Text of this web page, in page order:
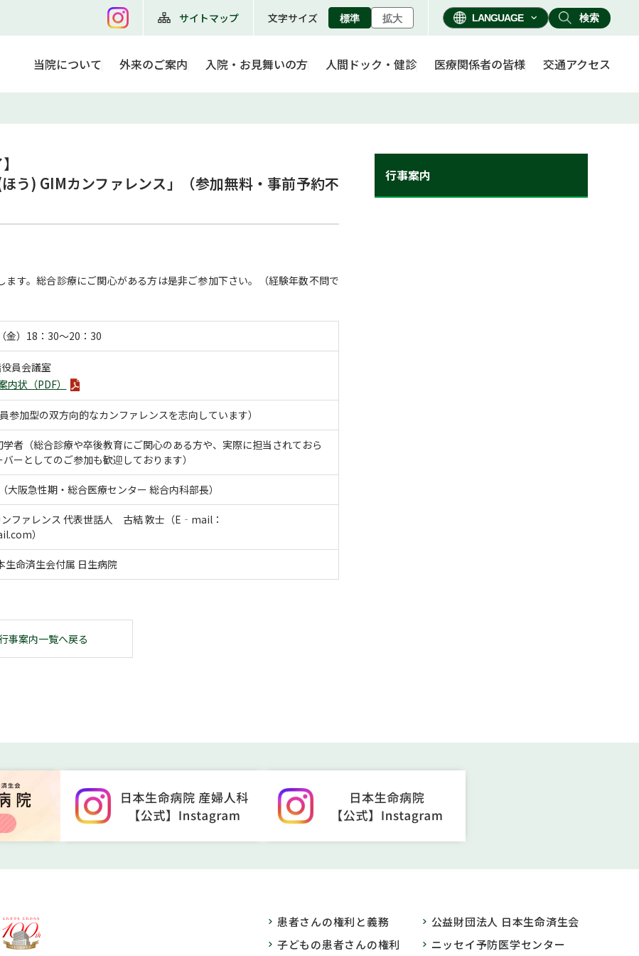
サイトマップ 文字サイズ 標準 拡大 検索
当院について 外来のご案内 入院・お見舞いの方 人間ドック・健診 医療関係者の皆様 交通アクセス
う) GIMカンファレンス」（参加無料・事前予約不
す。総合診療にご関心がある方は是非ご参加下さい。（経験年数不問で
金）18：30～20：30
員会議室
内状（PDF）
参加型の双方向的なカンファレンスを志向しています）
者（総合診療や卒後教育にご関心のある方や、実際に担当されておら
ーとしてのご参加も歓迎しております）
大阪急性期・総合医療センター 総合内科部長）
ンファレンス 代表世話人 古結 敦士（E‐mail：
）
生命済生会付属 日生病院
事案内一覧へ戻る
行事案内
患者さんの権利と義務
子どもの患者さんの権利
公益財団法人 日本生命済生会
ニッセイ予防医学センター